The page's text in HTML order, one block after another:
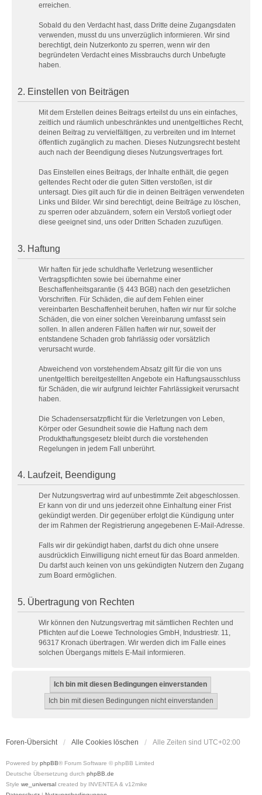
erreichen.
Sobald du den Verdacht hast, dass Dritte deine Zugangsdaten
verwenden, musst du uns unverzüglich informieren. Wir sind
berechtigt, dein Nutzerkonto zu sperren, wenn wir den
begründeten Verdacht eines Missbrauchs durch Unbefugte
haben.
2. Einstellen von Beiträgen
Mit dem Erstellen deines Beitrags erteilst du uns ein einfaches,
zeitlich und räumlich unbeschränktes und unentgeltliches Recht,
deinen Beitrag zu vervielfältigen, zu verbreiten und im Internet
öffentlich zugänglich zu machen. Dieses Nutzungsrecht besteht
auch nach der Beendigung dieses Nutzungsvertrages fort.
Das Einstellen eines Beitrags, der Inhalte enthält, die gegen
geltendes Recht oder die guten Sitten verstoßen, ist dir
untersagt. Dies gilt auch für die in deinen Beiträgen verwendeten
Links und Bilder. Wir sind berechtigt, deine Beiträge zu löschen,
zu sperren oder abzuändern, sofern ein Verstoß vorliegt oder
diese geeignet sind, uns oder Dritten Schaden zuzufügen.
3. Haftung
Wir haften für jede schuldhafte Verletzung wesentlicher
Vertragspflichten sowie bei übernahme einer
Beschaffenheitsgarantie (§ 443 BGB) nach den gesetzlichen
Vorschriften. Für Schäden, die auf dem Fehlen einer
vereinbarten Beschaffenheit beruhen, haften wir nur für solche
Schäden, die von einer solchen Vereinbarung umfasst sein
sollen. In allen anderen Fällen haften wir nur, soweit der
entstandene Schaden grob fahrlässig oder vorsätzlich
verursacht wurde.
Abweichend von vorstehendem Absatz gilt für die von uns
unentgeltlich bereitgestellten Angebote ein Haftungsausschluss
für Schäden, die wir aufgrund leichter Fahrlässigkeit verursacht
haben.
Die Schadensersatzpflicht für die Verletzungen von Leben,
Körper oder Gesundheit sowie die Haftung nach dem
Produkthaftungsgesetz bleibt durch die vorstehenden
Regelungen in jedem Fall unberührt.
4. Laufzeit, Beendigung
Der Nutzungsvertrag wird auf unbestimmte Zeit abgeschlossen.
Er kann von dir und uns jederzeit ohne Einhaltung einer Frist
gekündigt werden. Dir gegenüber erfolgt die Kündigung unter
der im Rahmen der Registrierung angegebenen E-Mail-Adresse.
Falls wir dir gekündigt haben, darfst du dich ohne unsere
ausdrücklich Einwilligung nicht erneut für das Board anmelden.
Du darfst auch keinen von uns gekündigten Nutzern den Zugang
zum Board ermöglichen.
5. Übertragung von Rechten
Wir können den Nutzungsvertrag mit sämtlichen Rechten und
Pflichten auf die Loewe Technologies GmbH, Industriestr. 11,
96317 Kronach übertragen. Wir werden dich im Falle eines
solchen Übergangs mittels E-Mail informieren.
Foren-Übersicht Alle Cookies löschen Alle Zeiten sind UTC+02:00
Powered by phpBB® Forum Software © phpBB Limited
Deutsche Übersetzung durch phpBB.de
Style we_universal created by INVENTEA & v12mike